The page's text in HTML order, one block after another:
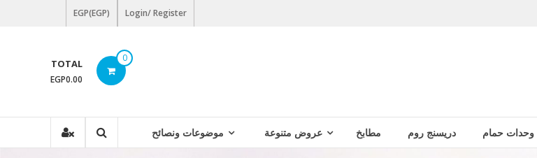
Login/ Register
EGP(EGP)
0
TOTAL
EGP0.00
وحدات حمام دريسنج روم مطابخ عروض متنوعة موضوعات ونصائح